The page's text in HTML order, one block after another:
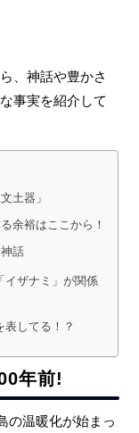
、神話や豊かさ
事実を紹介して
土器」
余裕はここから！
話
イザナミ」が関係
表してる！？
年前!
の温暖化が始まっ